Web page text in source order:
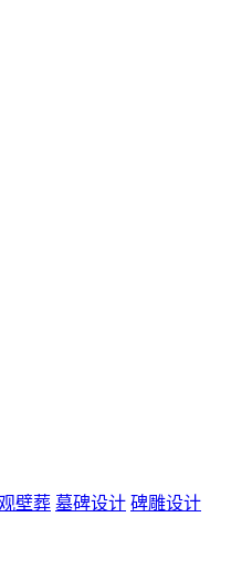
壁葬 墓碑设计 碑雕设计